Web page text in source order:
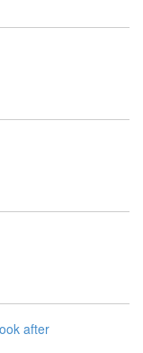
after